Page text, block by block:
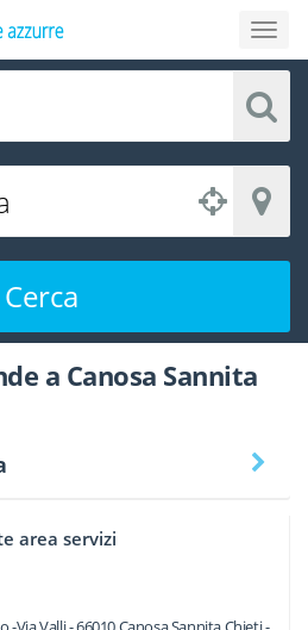
Cerca
a Canosa Sannita
area servizi